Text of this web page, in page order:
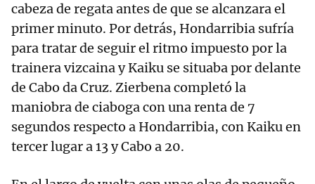
cabeza de regata antes de que se alcanzara el
primer minuto. Por detrás, Hondarribia sufría
para tratar de seguir el ritmo impuesto por la
trainera vizcaina y Kaiku se situaba por delante
de Cabo da Cruz. Zierbena completó la
maniobra de ciaboga con una renta de 7
segundos respecto a Hondarribia, con Kaiku en
tercer lugar a 13 y Cabo a 20.